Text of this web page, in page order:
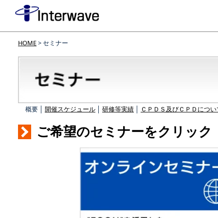
HOME> セミナー
概要 │ 開催スケジュール 研修等実績 ＣＰＤＳ及びＣＰＤにつ
ご希望のセミナーをクリック